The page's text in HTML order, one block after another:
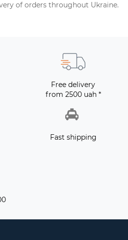
of orders throughout Ukraine.
Free delivery
from 2500 uah *
Fast shipping